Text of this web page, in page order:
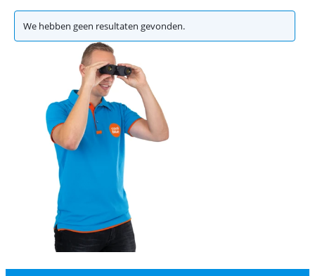
We hebben geen resultaten gevonden.